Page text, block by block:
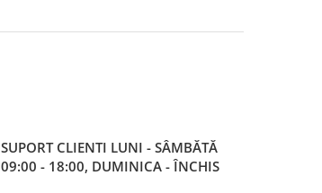
SUPORT CLIENTI LUNI - SÂMBĂTĂ
09:00 - 18:00, DUMINICA - ÎNCHIS